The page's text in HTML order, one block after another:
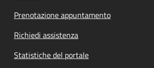
Prenotazione appuntamento
Richiedi assistenza
Statistiche del portale